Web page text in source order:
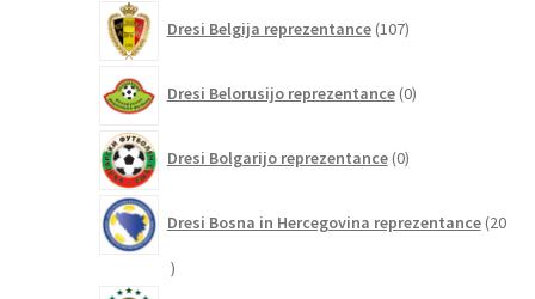
Dresi Belgija reprezentance 107izdelkov
Dresi Belorusijo reprezentance 0izdelkov
Dresi Bolgarijo reprezentance 0izdelkov
Dresi Bosna in Hercegovina reprezentance 20
20